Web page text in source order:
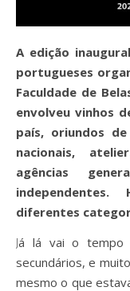
A edição inaugural do primeiro concurso de rótulos
portugueses
Faculdade de
envolveu vinhos
país, oriundos
nacionais,
agências
diferentes
Já lá vai o tempo em que os rótulos de vinho eram
secundários, e
mesmo o que